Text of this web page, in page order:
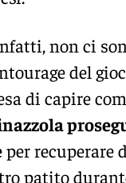
non ci
del
di capire
per recuperare
patito